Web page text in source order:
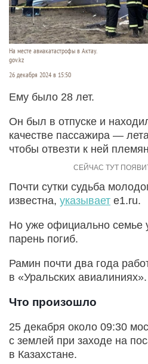
На месте авиакатастрофы в Актау.
gov.kz
26 декабря 2024 в 15:50
Ему было 28 лет.
Он был в отпуске и
качестве пассажира —
чтобы отвезти к ней
Почти сутки судьба
известна, указывает e1.ru.
Но уже официально семье
парень погиб.
Рамин почти два года
в «Уральских авиалиниях».
Что произошло
25 декабря около 09:30
с землей при заходе на
в Казахстане.